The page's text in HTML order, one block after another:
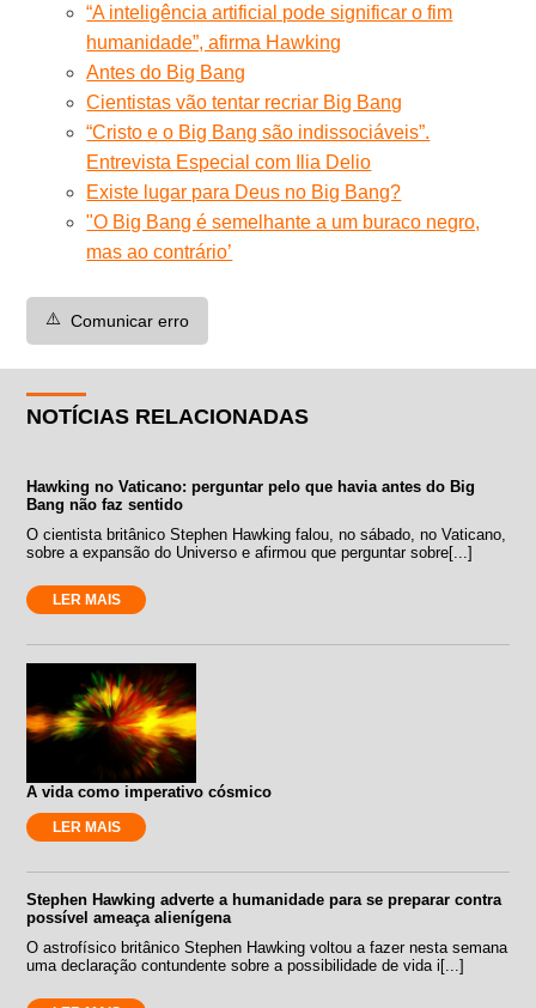
“A inteligência artificial pode significar o fim
humanidade”, afirma Hawking
Antes do Big Bang
Cientistas vão tentar recriar Big Bang
“Cristo e o Big Bang são indissociáveis”.
Entrevista Especial com Ilia Delio
Existe lugar para Deus no Big Bang?
"O Big Bang é semelhante a um buraco negro,
mas ao contrário’
⚠️ Comunicar erro
NOTÍCIAS RELACIONADAS
Hawking no Vaticano: perguntar pelo que havia antes do Big
Bang não faz sentido
O cientista britânico Stephen Hawking falou, no sábado, no Vaticano,
sobre a expansão do Universo e afirmou que perguntar sobre[...]
LER MAIS
A vida como imperativo cósmico
LER MAIS
Stephen Hawking adverte a humanidade para se preparar contra
possível ameaça alienígena
O astrofísico britânico Stephen Hawking voltou a fazer nesta semana
uma declaração contundente sobre a possibilidade de vida i[...]